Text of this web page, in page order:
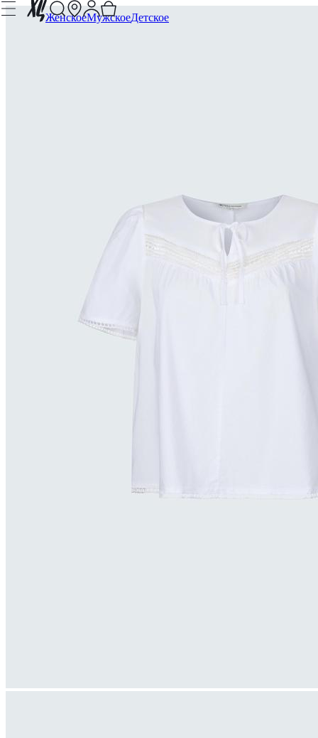
ЖенскоеМужскоеДетское